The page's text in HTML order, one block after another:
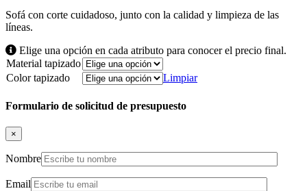
Sofá con corte cuidadoso, junto con la calidad y limpieza de las
líneas.
Elige una opción en cada atributo para conocer el precio final.
Material tapizado
Color tapizado
Limpiar
Formulario de solicitud de presupuesto
×
Nombre
Email